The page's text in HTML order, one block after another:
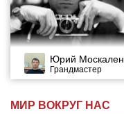
Юрий
Грандмастер
МИР ВОКРУГ НАС